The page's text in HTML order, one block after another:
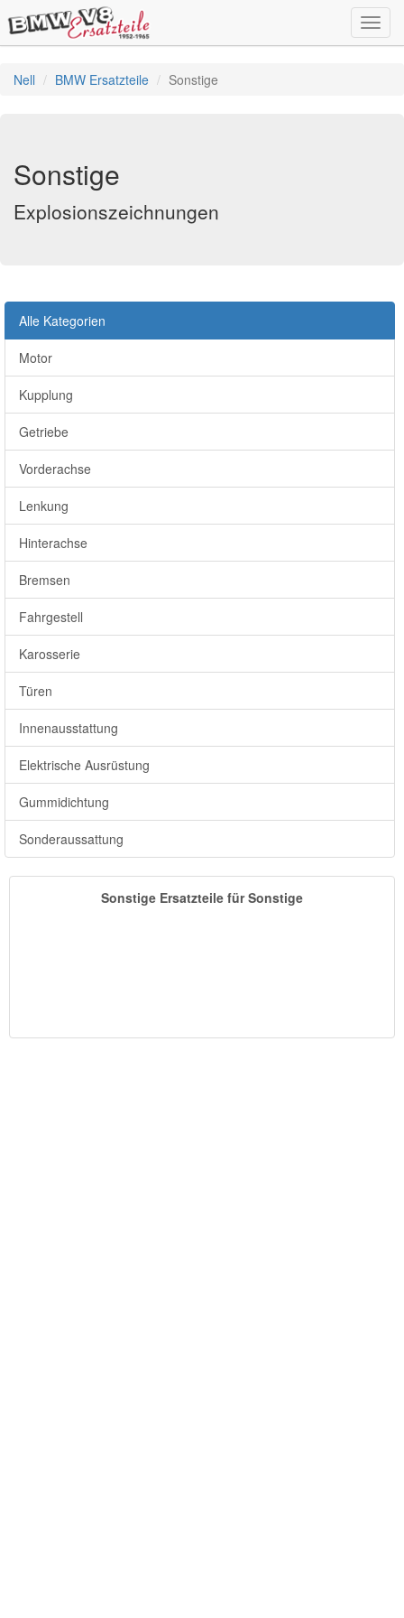
Nell BMW Ersatzteile Sonstige
Sonstige
Explosionszeichnungen
Alle Kategorien
Motor
Kupplung
Getriebe
Vorderachse
Lenkung
Hinterachse
Bremsen
Fahrgestell
Karosserie
Türen
Innenausstattung
Elektrische Ausrüstung
Gummidichtung
Sonderaussattung
Sonstige Ersatzteile für Sonstige